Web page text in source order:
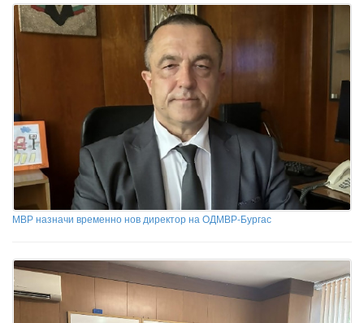
МВР назначи временно нов директор на ОДМВР-Бургас